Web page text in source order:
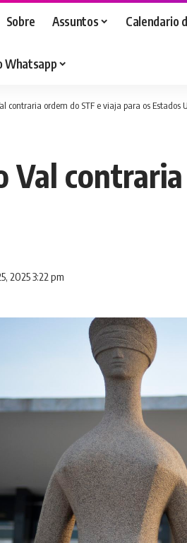
Sobre Assuntos Calendario
Whatsapp
contraria ordem do STF e viaja para os Estados
Val
2025 3:22 pm